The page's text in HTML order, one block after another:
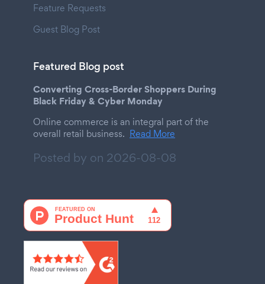
Feature Requests
Guest Blog Post
Featured Blog post
Converting Cross-Border Shoppers During
Black Friday & Cyber Monday
Online commerce is an integral part of the
overall retail business. Read More
Posted by on 2026-08-08